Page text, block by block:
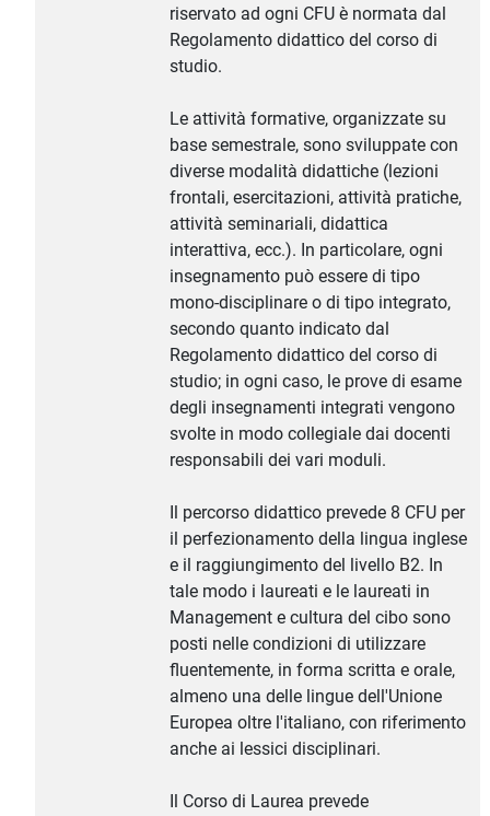
riservato ad ogni CFU è normata dal
Regolamento didattico del corso di
studio.
Le attività formative, organizzate su
base semestrale, sono sviluppate con
diverse modalità didattiche (lezioni
frontali, esercitazioni, attività pratiche,
attività seminariali, didattica
interattiva, ecc.). In particolare, ogni
insegnamento può essere di tipo
mono-disciplinare o di tipo integrato,
secondo quanto indicato dal
Regolamento didattico del corso di
studio; in ogni caso, le prove di esame
degli insegnamenti integrati vengono
svolte in modo collegiale dai docenti
responsabili dei vari moduli.
Il percorso didattico prevede 8 CFU per
il perfezionamento della lingua inglese
e il raggiungimento del livello B2. In
tale modo i laureati e le laureati in
Management e cultura del cibo sono
posti nelle condizioni di utilizzare
fluentemente, in forma scritta e orale,
almeno una delle lingue dell'Unione
Europea oltre l'italiano, con riferimento
anche ai lessici disciplinari.
Il Corso di Laurea prevede